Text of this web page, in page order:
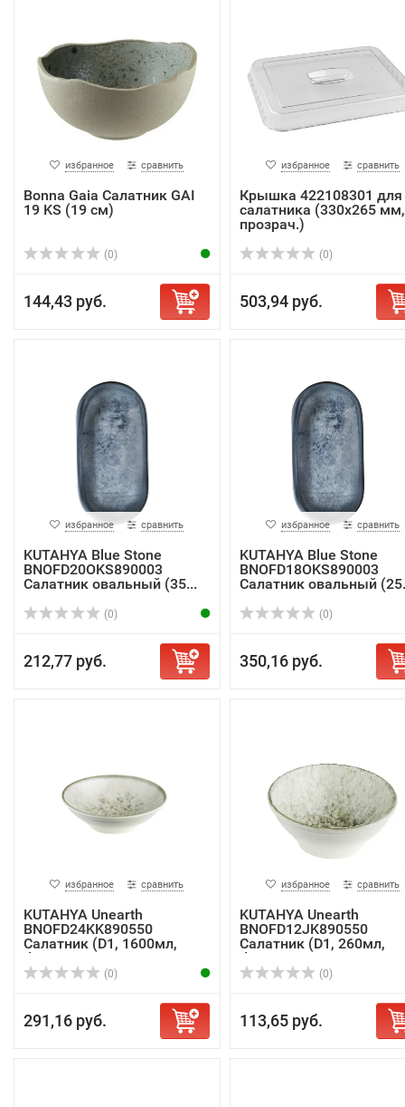
избранное сравнить
Bonna Gaia Салатник GAI
19 KS (19 см)
(0)
144,43 руб.
избранное сравнить
Крышка 422108301 для
салатника (330х265 мм,
прозрач.)
(0)
503,94 руб.
избранное сравнить
KUTAHYA Blue Stone
BNOFD20OKS890003
Салатник овальный (35...
(0)
212,77 руб.
избранное сравнить
KUTAHYA Blue Stone
BNOFD18OKS890003
Салатник овальный
(0)
350,16 руб.
избранное сравнить
KUTAHYA Unearth
BNOFD24KK890550
Салатник (D1, 1600мл,
d24...
(0)
291,16 руб.
избранное сравнить
KUTAHYA Unearth
BNOFD12JK890550
Салатник (D1, 260мл,
d12с...
(0)
113,65 руб.